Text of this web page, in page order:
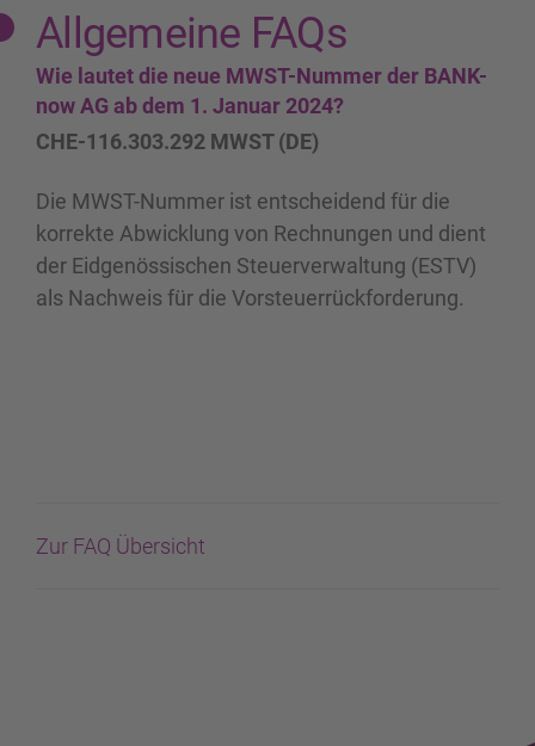
Allgemeine FAQs
Wie lautet die neue MWST-Nummer der BANK-
now AG ab dem 1. Januar 2024?
CHE-116.303.292 MWST (DE)
Die MWST-Nummer ist entscheidend für die
korrekte Abwicklung von Rechnungen und dient
der Eidgenössischen Steuerverwaltung (ESTV)
als Nachweis für die Vorsteuerrückforderung.
Zur FAQ Übersicht